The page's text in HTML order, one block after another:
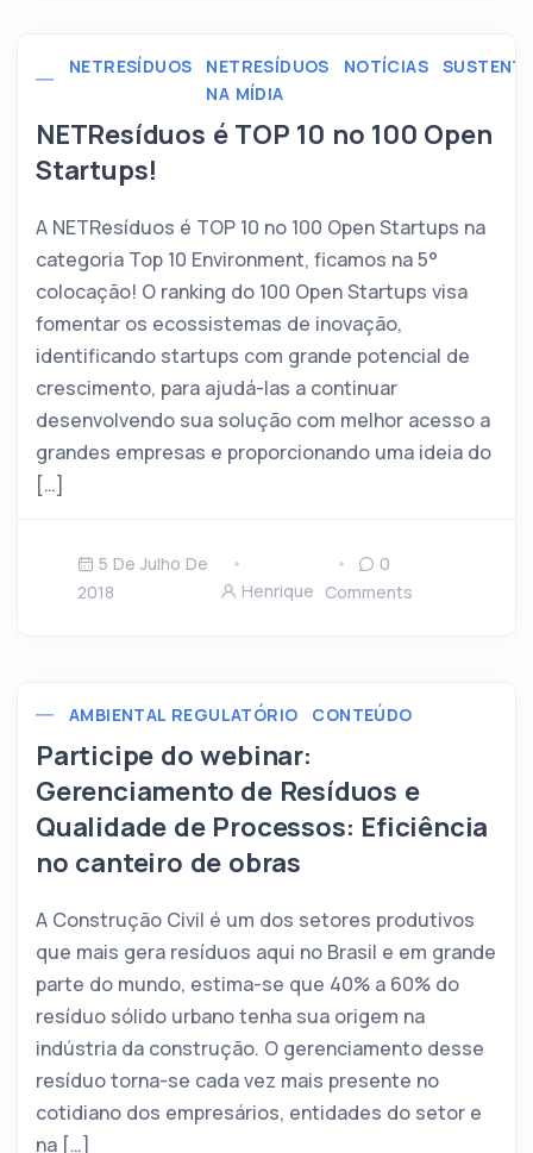
NETRESÍDUOS
NETRESÍDUOS
NA MÍDIA
NOTÍCIAS
NETResíduos é TOP 10 no 100 Open
Startups!
A NETResíduos é TOP 10 no 100 Open Startups na
categoria Top 10 Environment, ficamos na 5°
colocação! O ranking do 100 Open Startups visa
fomentar os ecossistemas de inovação,
identificando startups com grande potencial de
crescimento, para ajudá-las a continuar
desenvolvendo sua solução com melhor acesso a
grandes empresas e proporcionando uma ideia do
[…]
5 De Julho De
2018
Henrique
0
Comments
AMBIENTAL REGULATÓRIO CONTEÚDO
Participe do webinar:
Gerenciamento de Resíduos e
Qualidade de Processos: Eficiência
no canteiro de obras
A Construção Civil é um dos setores produtivos
que mais gera resíduos aqui no Brasil e em grande
parte do mundo, estima-se que 40% a 60% do
resíduo sólido urbano tenha sua origem na
indústria da construção. O gerenciamento desse
resíduo torna-se cada vez mais presente no
cotidiano dos empresários, entidades do setor e
na […]